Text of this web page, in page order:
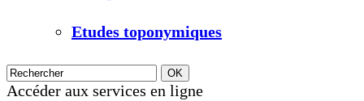
Etudes toponymiques
Accéder aux services en ligne